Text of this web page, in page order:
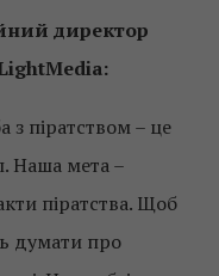
директор
з піратством – це
Наша мета –
піратства. Щоб
думати про